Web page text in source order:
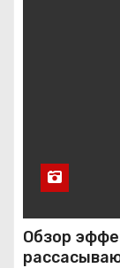
Обзор